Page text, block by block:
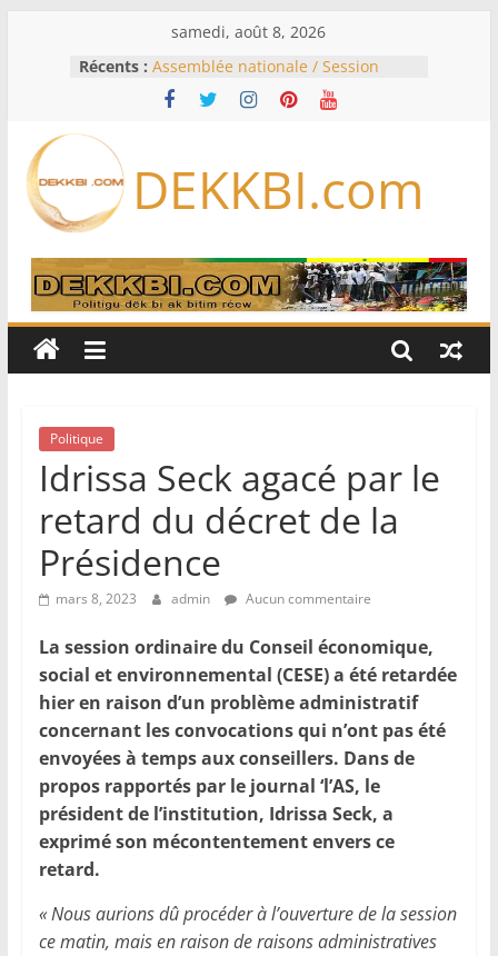
samedi, août 8, 2026
Récents : Assemblée nationale / Session
extraordinaire: Six commissions
d’enquête à l’ordre du jour ce lundi
Bénin: Patrice Talon élu président
du Sénat, moins de trois mois
Pakistan et la Turquie signent un
accord de défense
RD Congo: Kinshasa interdit les
exportations de cuivre et de cobalt
production
DEKKBI.com
Politique
Idrissa Seck agacé par le
retard du décret de la
Présidence
mars 8, 2023 admin Aucun commentaire
La session ordinaire du Conseil économique,
social et environnemental (CESE) a été retardée
hier en raison d’un problème administratif
concernant les convocations qui n’ont pas été
envoyées à temps aux conseillers. Dans de
propos rapportés par le journal ‘l’AS, le
président de l’institution, Idrissa Seck, a
exprimé son mécontentement envers ce
retard.
« Nous aurions dû procéder à l’ouverture de la session
ce matin, mais en raison de raisons administratives